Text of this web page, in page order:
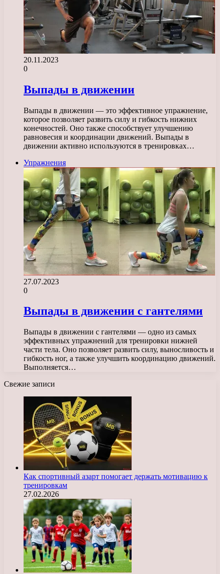
20.11.2023
0
Выпады в движении
Выпады в движении — это эффективное упражнение,
которое позволяет развить силу и гибкость нижних
конечностей. Оно также способствует улучшению
равновесия и координации движений. Выпады в
движении активно используются в тренировках…
Упражнения
27.07.2023
0
Выпады в движении с гантелями
Выпады в движении с гантелями — одно из самых
эффективных упражнений для тренировки нижней
части тела. Оно позволяет развить силу, выносливость и
гибкость ног, а также улучшить координацию движений.
Выполняется…
Свежие записи
Как спортивный азарт помогает держать мотивацию к
тренировкам
27.02.2026